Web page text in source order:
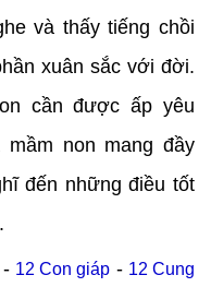
và thấy tiếng chồi
xuân sắc với đời.
cần được ấp yêu
non mang đầy
đến những điều tốt
- 12 Con giáp - 12 Cung